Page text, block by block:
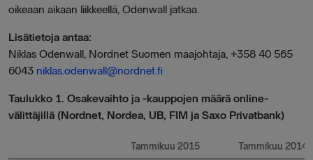
oikeaan aikaan liikkeellä, Odenwall jatkaa.
Lisätietoja antaa:
Niklas Odenwall, Nordnet Suomen maajohtaja, +358 40 565
6043 niklas.odenwall@nordnet.fi
Taulukko 1. Osakevaihto ja -kauppojen määrä online-
välittäjillä (Nordnet, Nordea, UB, FIM ja Saxo Privatbank)
Tammikuu 2015 Tammikuu 2014